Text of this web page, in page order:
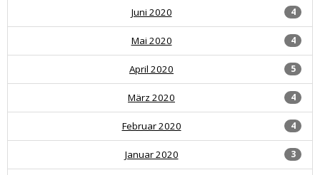
4
Juni 2020
4
Mai 2020
5
April 2020
4
März 2020
4
Februar 2020
3
Januar 2020